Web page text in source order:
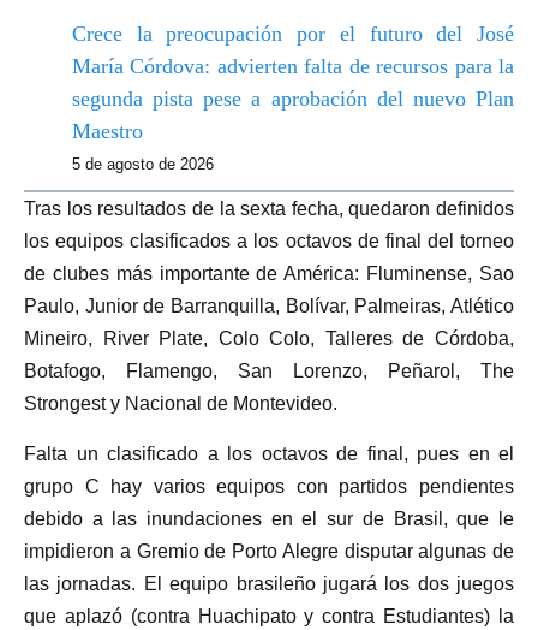
Crece la preocupación por el futuro del José
María Córdova: advierten falta de recursos para la
segunda pista pese a aprobación del nuevo Plan
Maestro
5 de agosto de 2026
Tras los resultados de la sexta fecha, quedaron definidos
los equipos clasificados a los octavos de final del torneo
de clubes más importante de América: Fluminense, Sao
Paulo, Junior de Barranquilla, Bolívar, Palmeiras, Atlético
Mineiro, River Plate, Colo Colo, Talleres de Córdoba,
Botafogo, Flamengo, San Lorenzo, Peñarol, The
Strongest y Nacional de Montevideo.
Falta un clasificado a los octavos de final, pues en el
grupo C hay varios equipos con partidos pendientes
debido a las inundaciones en el sur de Brasil, que le
impidieron a Gremio de Porto Alegre disputar algunas de
las jornadas. El equipo brasileño jugará los dos juegos
que aplazó (contra Huachipato y contra Estudiantes) la